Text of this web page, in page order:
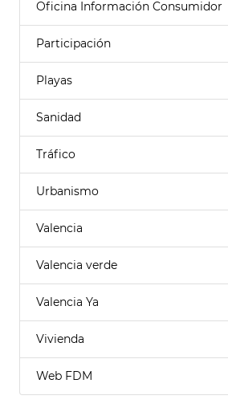
Oficina Información Consumidor
Participación
Playas
Sanidad
Tráfico
Urbanismo
Valencia
Valencia verde
Valencia Ya
Vivienda
Web FDM